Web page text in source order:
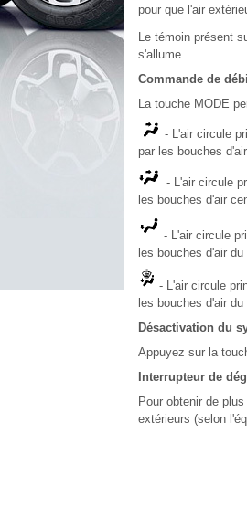
pour que l'air
Le témoin présent
s'allume.
Commande de
La touche MODE
- L'air circule
par les bouches
- L'air circule
les bouches d'air
- L'air circule
les bouches d'air
- L'air circule
les bouches d'air
Désactivation du
Appuyez sur la
Interrupteur de
Pour obtenir de
extérieurs (selon